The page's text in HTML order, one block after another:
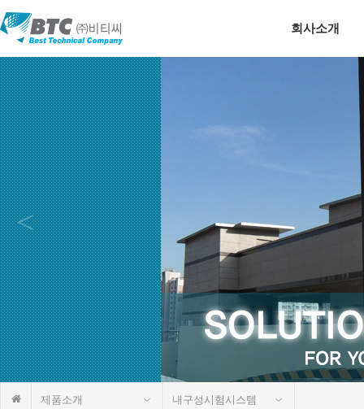
회사소개
<
제품소개 내구성시험시스템